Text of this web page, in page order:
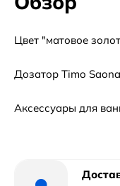
Цвет "матовое
Дозатор Timo
Аксессуары для